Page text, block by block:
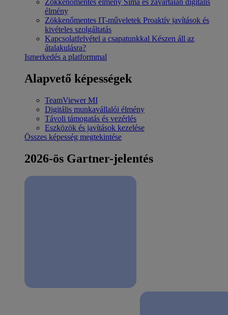
Zökkenőmentes élmény Sima és zavartalan digitális
élmény
Zökkenőmentes IT-műveletek Proaktív javítások és
kivételes szolgáltatás
Kapcsolatfelvétel a csapatunkkal Készen áll az
átalakulásra?
Ismerkedés a platformmal
Alapvető képességek
TeamViewer MI
Digitális munkavállalói élmény
Távoli támogatás és vezérlés
Eszközök és javítások kezelése
Összes képesség megtekintése
2026-ös Gartner-jelentés